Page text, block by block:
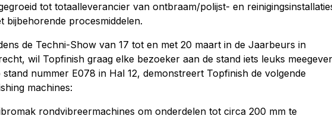
tot totaalleverancier van ontbraam/polijst- en
bijbehorende procesmiddelen.
de Techni-Show van 17 tot en met 20 maart in de Jaarbeurs in
wil Topfinish graag elke bezoeker aan de stand iets leuks
stand nummer E078 in Hal 12, demonstreert Topfinish de volgende
machines:
rondvibreermachines om onderdelen tot circa 200 mm te